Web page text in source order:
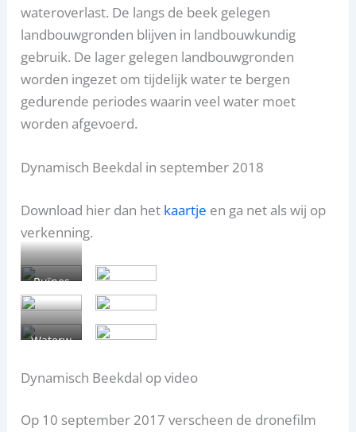
wateroverlast. De langs de beek gelegen
landbouwgronden blijven in landbouwkundig
gebruik. De lager gelegen landbouwgronden
worden ingezet om tijdelijk water te bergen
gedurende periodes waarin veel water moet
worden afgevoerd.
Dynamisch Beekdal in september 2018
Download hier dan het kaartje en ga net als wij op
verkenning.
Ruïnes
Seldens
ate
Waterw
Dynamisch Beekdal op video
Op 10 september 2017 verscheen de dronefilm